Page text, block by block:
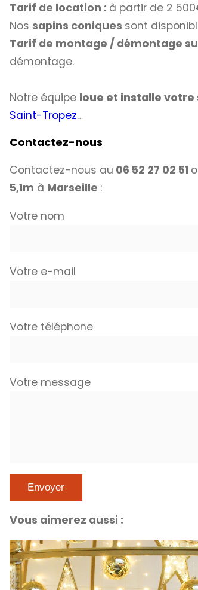
Tarif de location : à partir de 2
Nos sapins coniques sont
Tarif de montage / démontage
démontage.
Notre équipe loue et installe votre
Saint-Tropez…
Contactez-nous
Contactez-nous au 06 52 27 02 51
5,1m à Marseille :
Votre nom
Votre e-mail
Votre téléphone
Votre message
Vous aimerez aussi :